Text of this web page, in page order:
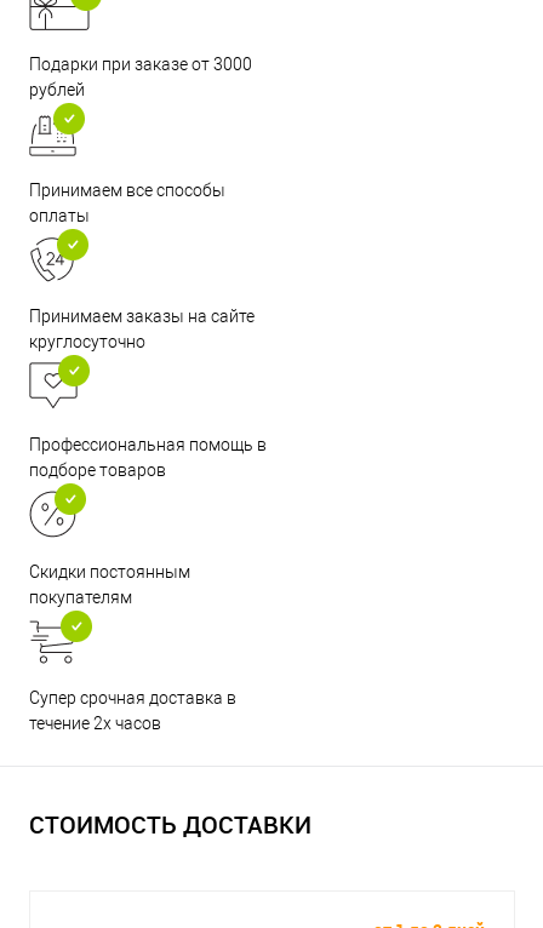
Подарки при заказе от 3000
рублей
Принимаем все способы
оплаты
Принимаем заказы на сайте
круглосуточно
Профессиональная помощь в
подборе товаров
Скидки постоянным
покупателям
Супер срочная доставка в
течение 2х часов
СТОИМОСТЬ ДОСТАВКИ